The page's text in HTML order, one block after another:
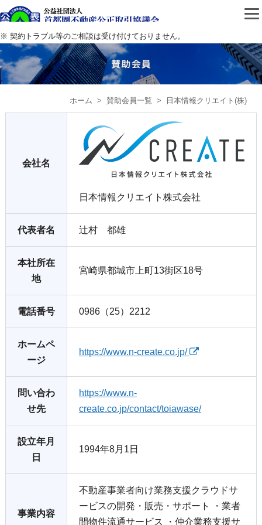
公益社団法人首都圏不
※ 契約トラブル等のご相談は受け付けておりません。
ホーム > 賛助会員一覧 > 日本情報クリエイト(株)
会社名
日本情報クリエイト株式会社
代表者名 辻村 都雄
本社所在
地
宮崎県都城市上町13街区18号
電話番号 0986（25）2212
ホームペ
ージ
https://www.n-create.co.jp/
問い合わ
せ先
https://www.n-
create.co.jp/contact/toiawase/
設立年月
日
1994年8月1日
事業内容
不動産事業者向け業務支援クラウドサ
ービスの開発・販売・サポート ・業者
間物件流通サービス ・仲介業務支援サ